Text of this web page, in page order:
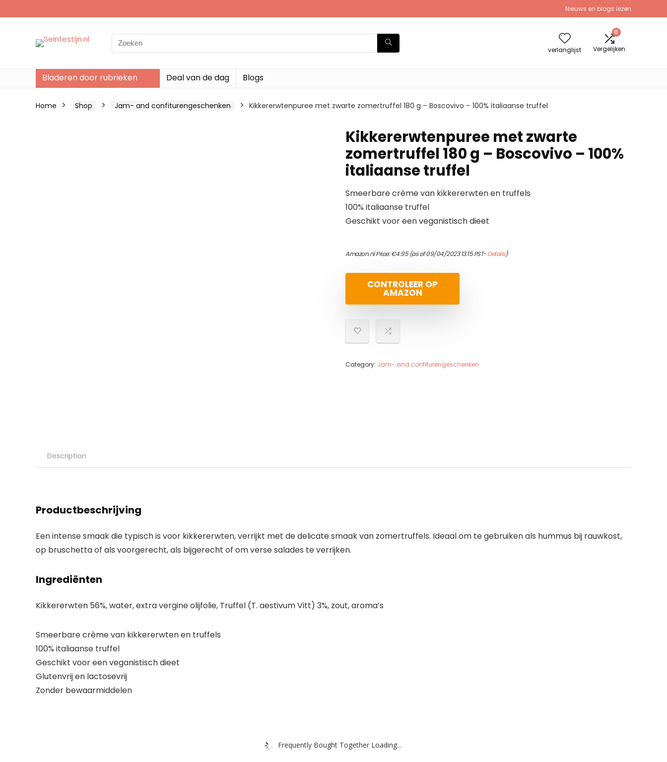
Nieuws en blogs lezen
Search
for:
verlanglijst
0
Vergelijken
Bladeren door rubrieken Deal van de dag Blogs
Home Shop Jam- and confiturengeschenken Kikkererwtenpuree met zwarte zomertruffel 180 g – Boscovivo – 100% italiaanse truffel
Kikkererwtenpuree met zwarte
zomertruffel 180 g – Boscovivo – 100%
italiaanse truffel
Smeerbare crème van kikkererwten en truffels
100% italiaanse truffel
Geschikt voor een veganistisch dieet
Amazon.nl Price:€4.95(as of 09/04/2023 13:15 PST-Details)
CONTROLEER OP
AMAZON
Category: Jam- and confiturengeschenken
Description
Productbeschrijving
Een intense smaak die typisch is voor kikkererwten, verrijkt met de delicate smaak van zomertruffels. Ideaal om te gebruiken als hummus bij rauwkost,
op bruschetta of als voorgerecht, als bijgerecht of om verse salades te verrijken.
Ingrediënten
Kikkererwten 56%, water, extra vergine olijfolie, Truffel (T. aestivum Vitt) 3%, zout, aroma’s
Smeerbare crème van kikkererwten en truffels
100% italiaanse truffel
Geschikt voor een veganistisch dieet
Glutenvrij en lactosevrij
Zonder bewaarmiddelen
Frequently Bought Together Loading...